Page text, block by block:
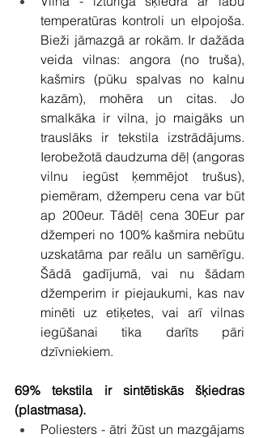
temperatūras kontroli un elpojoša.
Bieži jāmazgā ar rokām. Ir dažāda
veida vilnas: angora (no truša),
kašmirs (pūku spalvas no kalnu
kazām), mohēra un citas. Jo
smalkāka ir vilna, jo maigāks un
trauslāks ir tekstila izstrādājums.
Ierobežotā daudzuma dēļ (angoras
vilnu iegūst ķemmējot trušus),
piemēram, džemperu cena var būt
ap 200eur. Tādēļ cena 30Eur par
džemperi no 100% kašmira nebūtu
uzskatāma par reālu un samērīgu.
Šādā gadījumā, vai nu šādam
džemperim ir piejaukumi, kas nav
minēti uz etiķetes, vai arī vilnas
iegūšanai tika darīts pāri
dzīvniekiem.
69% tekstila ir sintētiskās šķiedras
(plastmasa).
Poliesters - ātri žūst un mazgājams